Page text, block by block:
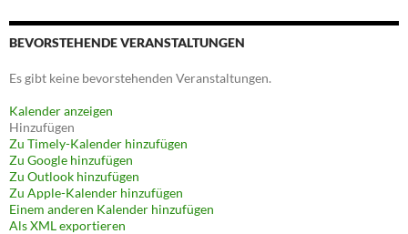
BEVORSTEHENDE VERANSTALTUNGEN
Es gibt keine bevorstehenden Veranstaltungen.
Kalender anzeigen
Hinzufügen
Zu Timely-Kalender hinzufügen
Zu Google hinzufügen
Zu Outlook hinzufügen
Zu Apple-Kalender hinzufügen
Einem anderen Kalender hinzufügen
Als XML exportieren